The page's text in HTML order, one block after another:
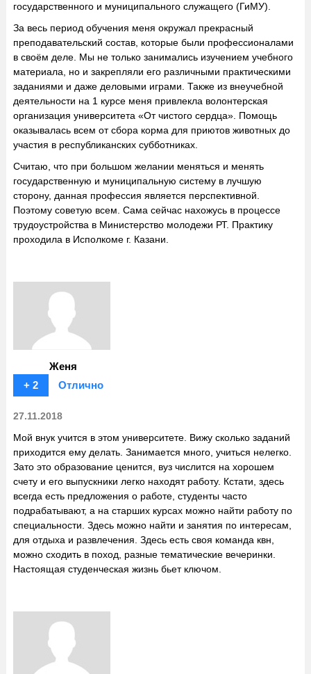
государственного и муниципального служащего (ГиМУ).
За весь период обучения меня окружал прекрасный
преподавательский состав, которые были профессионалами
в своём деле. Мы не только занимались изучением учебного
материала, но и закрепляли его различными практическими
заданиями и даже деловыми играми. Также из внеучебной
деятельности на 1 курсе меня привлекла волонтерская
организация университета «От чистого сердца». Помощь
оказывалась всем от сбора корма для приютов животных до
участия в республиканских субботниках.
Считаю, что при большом желании меняться и менять
государственную и муниципальную систему в лучшую
сторону, данная профессия является перспективной.
Поэтому советую всем. Сама сейчас нахожусь в процессе
трудоустройства в Министерство молодежи РТ. Практику
проходила в Исполкоме г. Казани.
Женя
+ 2
Отлично
27.11.2018
Мой внук учится в этом университете. Вижу сколько заданий
приходится ему делать. Занимается много, учиться нелегко.
Зато это образование ценится, вуз числится на хорошем
счету и его выпускники легко находят работу. Кстати, здесь
всегда есть предложения о работе, студенты часто
подрабатывают, а на старших курсах можно найти работу по
специальности. Здесь можно найти и занятия по интересам,
для отдыха и развлечения. Здесь есть своя команда квн,
можно сходить в поход, разные тематические вечеринки.
Настоящая студенческая жизнь бьет ключом.